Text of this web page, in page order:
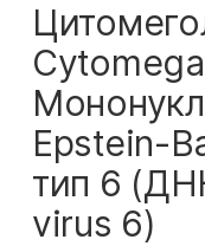
Epstein-
тип 6
virus 6)